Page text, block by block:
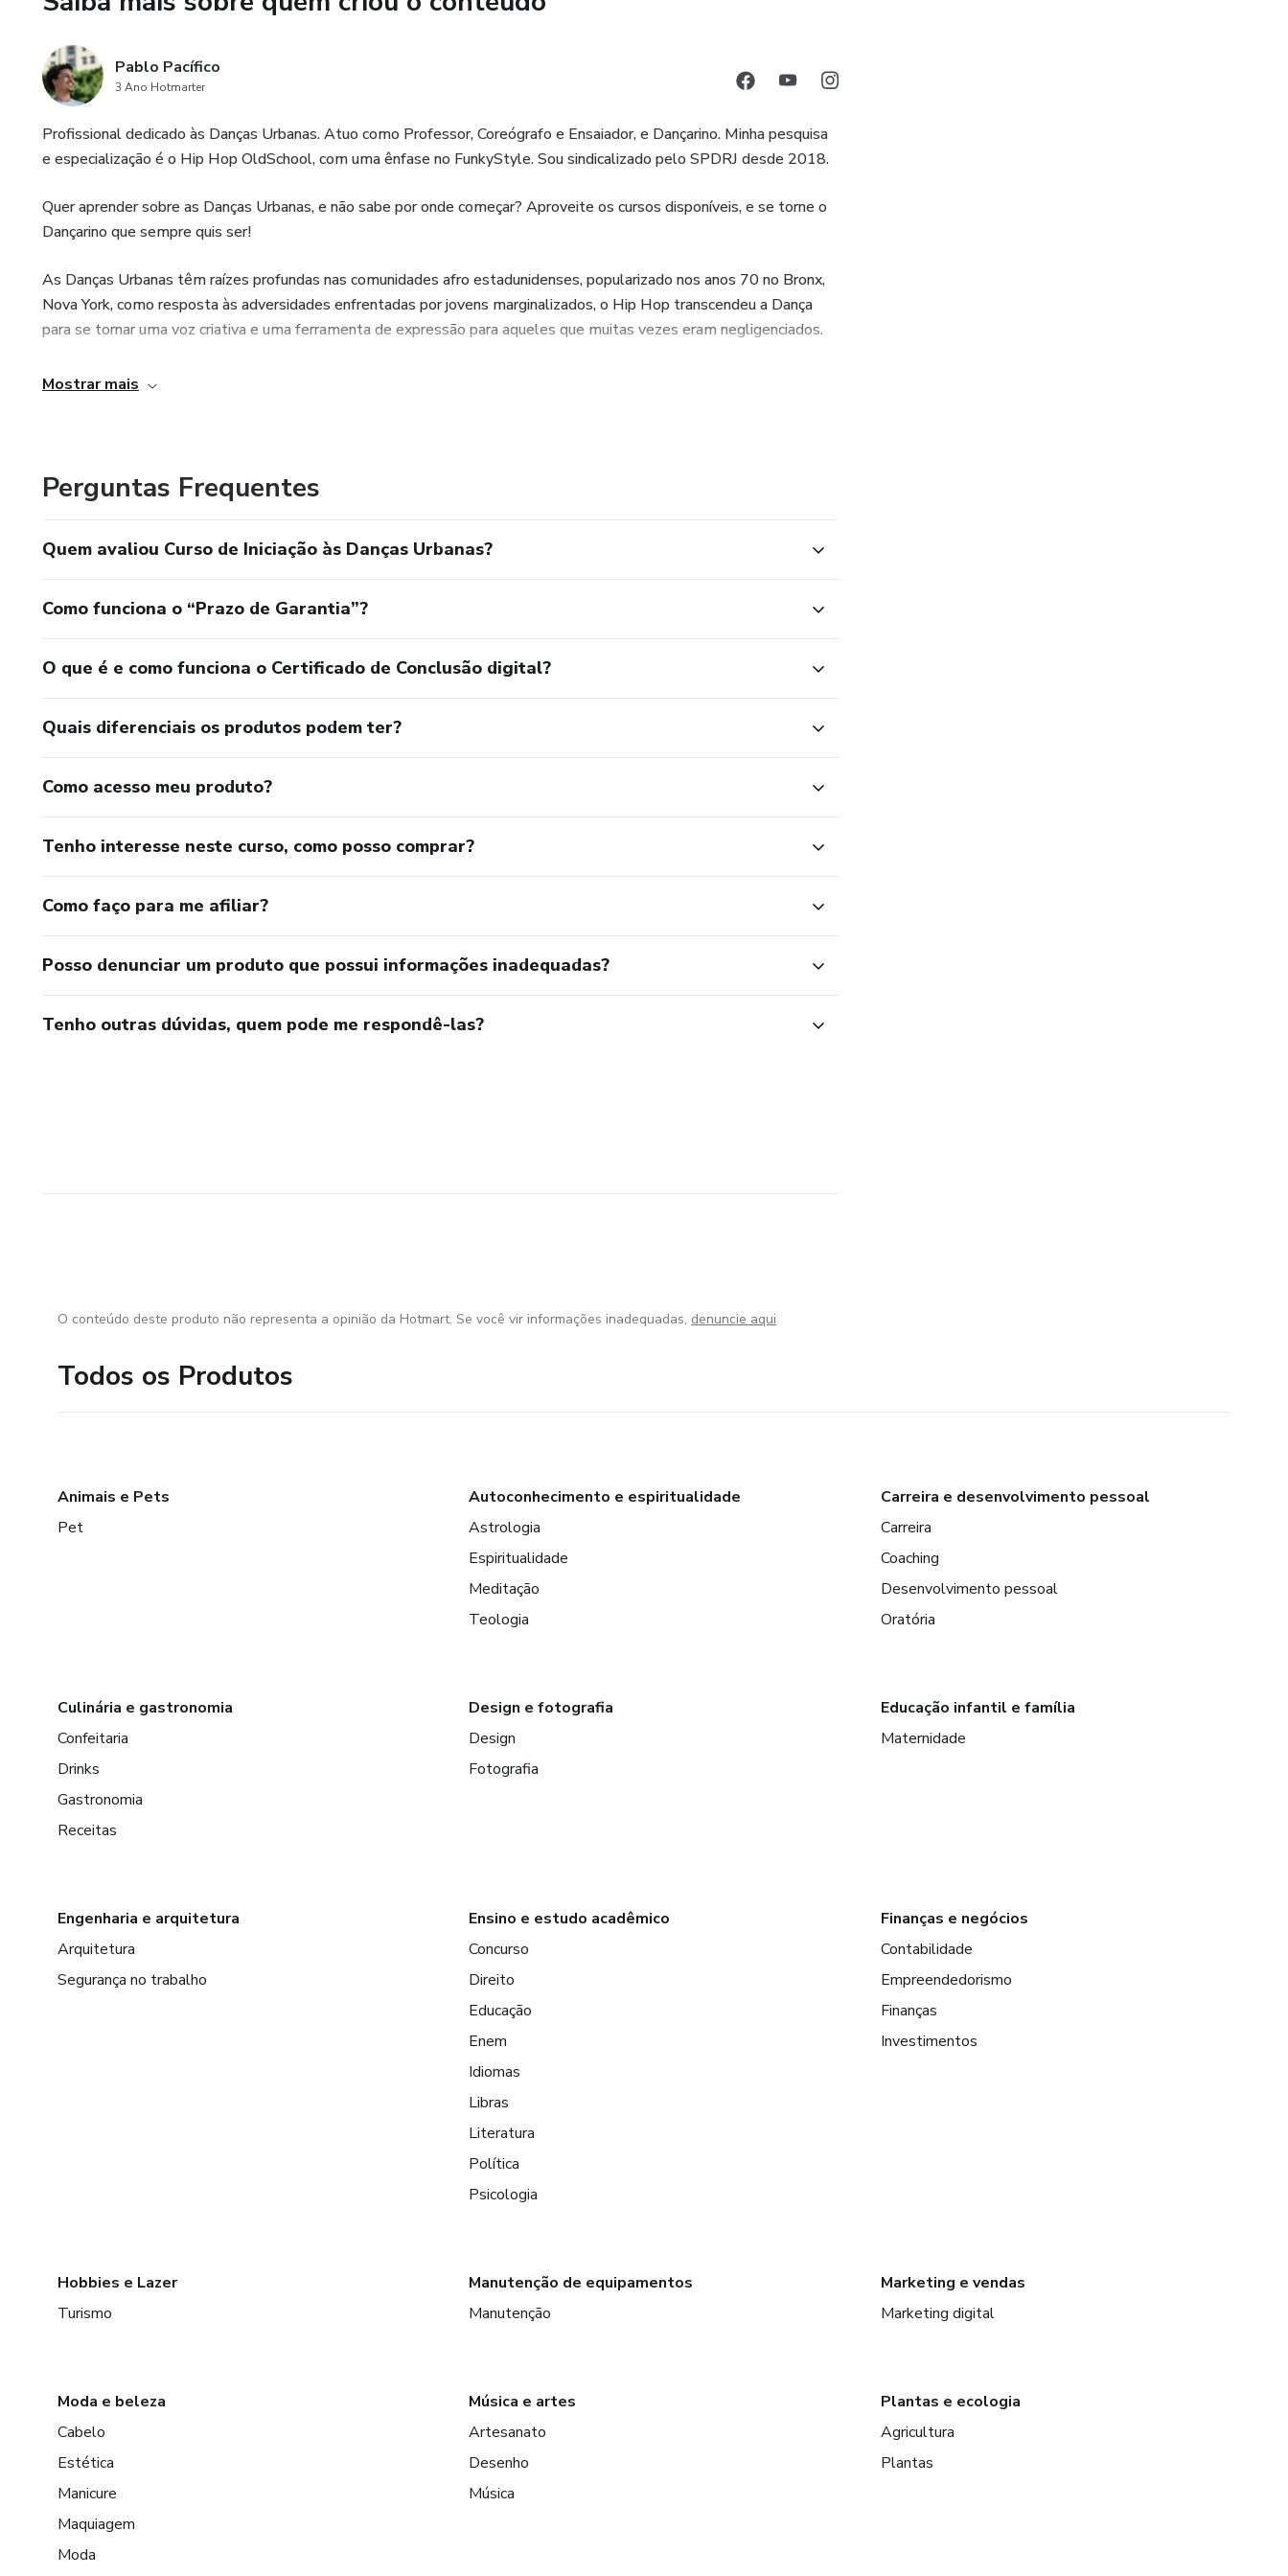
oportunidade de dar os primeiros passos no mundo das danças urbanas por um preço
Desconto: 50% de desconto no curso completo.
Promoção válida apenas por tempo limitado.
Inscreva-se agora e descubra o seu ritmo nas Danças Urbanas!
*Oferta válida apenas durante a Black Friday. A promoção de 50% de desconto é válida
Pablo Pacífico
3 Ano Hotmarter
Profissional dedicado às Danças Urbanas. Atuo como Professor, Coreógrafo e Ensaiador, e Dançarino. Minha pesquisa
e especialização é o Hip Hop OldSchool, com uma ênfase no FunkyStyle. Sou sindicalizado pelo SPDRJ desde 2018.
Quer aprender sobre as Danças Urbanas, e não sabe por onde começar? Aproveite os cursos disponíveis, e se torne o
Dançarino que sempre quis ser!
As Danças Urbanas têm raízes profundas nas comunidades afro estadunidenses, popularizado nos anos 70 no Bronx,
Nova York, como resposta às adversidades enfrentadas por jovens marginalizados, o Hip Hop transcendeu a Dança
para se tornar uma voz criativa e uma ferramenta de expressão para aqueles que muitas vezes eram negligenciados.
Além de serem formas de expressão, as Danças Urbanas unem pessoas, criam laços comunitários e fornecem uma
de unir pessoas em torno de uma paixão compartilhada, continuando a ser uma força inspiradora e transformadora em
todo o mundo.
Mostrar mais
Perguntas Frequentes
Quem avaliou Curso de Iniciação às Danças Urbanas?
Como funciona o “Prazo de Garantia”?
O que é e como funciona o Certificado de Conclusão digital?
Quais diferenciais os produtos podem ter?
Como acesso meu produto?
Tenho interesse neste curso, como posso comprar?
Como faço para me afiliar?
Posso denunciar um produto que possui informações inadequadas?
Tenho outras dúvidas, quem pode me respondê-las?
O conteúdo deste produto não representa a opinião da Hotmart. Se você vir informações inadequadas, denuncie aqui
Todos os Produtos
Animais e Pets
Pet
Autoconhecimento e espiritualidade
Astrologia
Espiritualidade
Meditação
Teologia
Carreira e desenvolvimento pessoal
Carreira
Coaching
Desenvolvimento pessoal
Oratória
Culinária e gastronomia
Confeitaria
Drinks
Gastronomia
Receitas
Design e fotografia
Design
Fotografia
Educação infantil e família
Maternidade
Engenharia e arquitetura
Arquitetura
Segurança no trabalho
Ensino e estudo acadêmico
Concurso
Direito
Educação
Enem
Idiomas
Libras
Literatura
Política
Psicologia
Finanças e negócios
Contabilidade
Empreendedorismo
Finanças
Investimentos
Hobbies e Lazer
Turismo
Manutenção de equipamentos
Manutenção
Marketing e vendas
Marketing digital
Moda e beleza
Cabelo
Estética
Manicure
Maquiagem
Moda
Música e artes
Artesanato
Desenho
Música
Plantas e ecologia
Agricultura
Plantas